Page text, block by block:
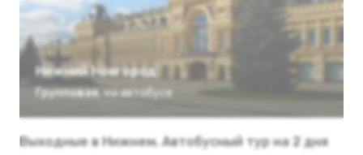
Нижний Новгород
Групповая, на автобусе
Выходные в Нижнем. Автобусный тур на 2 дня